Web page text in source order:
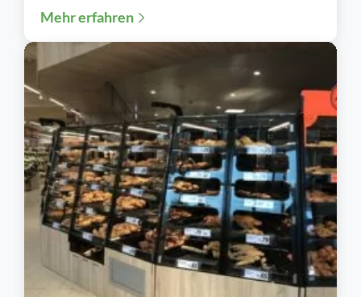
unter Druck....
Mehr erfahren